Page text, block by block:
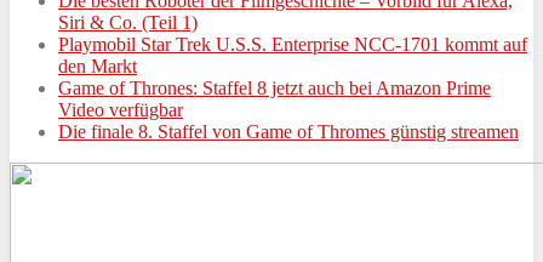
Siri & Co. (Teil 1)
Playmobil Star Trek U.S.S. Enterprise NCC-1701 kommt auf
den Markt
Game of Thrones: Staffel 8 jetzt auch bei Amazon Prime
Video verfügbar
Die finale 8. Staffel von Game of Thromes günstig streamen